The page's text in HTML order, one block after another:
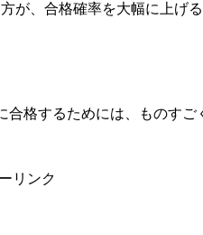
が、合格確率を大幅に上げ
合格するためには、ものすご
リンク